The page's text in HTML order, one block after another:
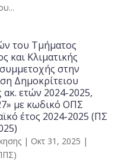
του Τμήματος
και Κλιματικής
στην
Δημοκρίτειου
ετών 2024-2025,
με κωδικό ΟΠΣ
έτος 2024-2025 (ΠΣ
| Οκτ 31, 2025 |